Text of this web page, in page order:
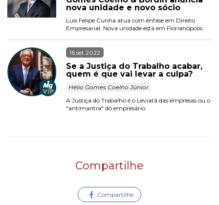
nova unidade e novo sócio
Luis Felipe Cunha atua com ênfase em Direito
Empresarial. Nova unidade está em Florianópolis.
16.set.2022
Se a Justiça do Trabalho acabar,
quem é que vai levar a culpa?
Hélio Gomes Coelho Júnior
A Justiça do Trabalho é o Leviatã das empresas ou o
"antimantra" do empresário.
Compartilhe
Compartilhe